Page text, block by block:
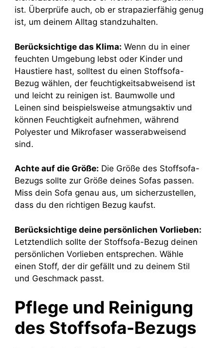
ist. Überprüfe auch, ob er strapazierfähig genug
ist, um deinem Alltag standzuhalten.
Berücksichtige das Klima: Wenn du in einer
feuchten Umgebung lebst oder Kinder und
Haustiere hast, solltest du einen Stoffsofa-
Bezug wählen, der feuchtigkeitsabweisend ist
und leicht zu reinigen ist. Baumwolle und
Leinen sind beispielsweise atmungsaktiv und
können Feuchtigkeit aufnehmen, während
Polyester und Mikrofaser wasserabweisend
sind.
Achte auf die Größe: Die Größe des Stoffsofa-
Bezugs sollte zur Größe deines Sofas passen.
Miss dein Sofa genau aus, um sicherzustellen,
dass du den richtigen Bezug kaufst.
Berücksichtige deine persönlichen Vorlieben:
Letztendlich sollte der Stoffsofa-Bezug deinen
persönlichen Vorlieben entsprechen. Wähle
einen Stoff, der dir gefällt und zu deinem Stil
und Geschmack passt.
Pflege und Reinigung
des Stoffsofa-Bezugs